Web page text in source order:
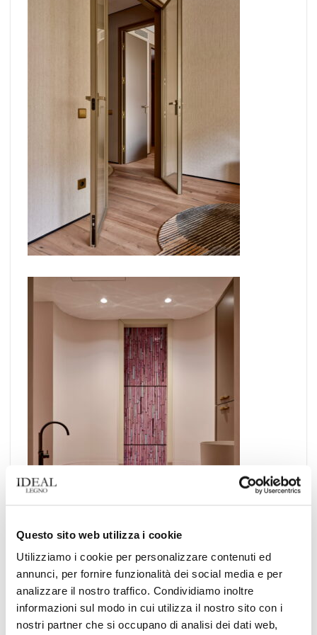
Questo sito web utilizza i cookie
Utilizziamo i cookie per personalizzare contenuti ed
annunci, per fornire funzionalità dei social media e per
analizzare il nostro traffico. Condividiamo inoltre
informazioni sul modo in cui utilizza il nostro sito con i
nostri partner che si occupano di analisi dei dati web,